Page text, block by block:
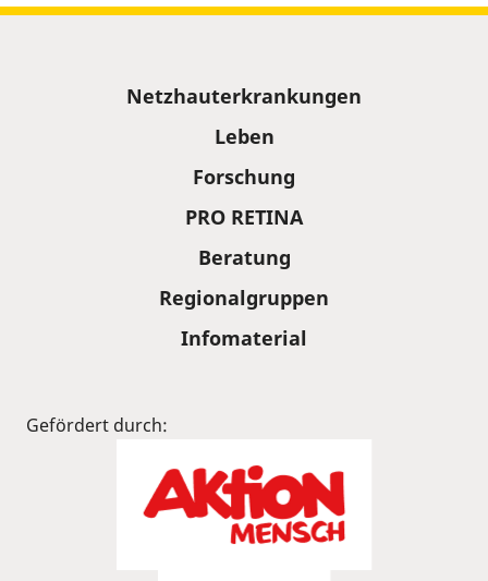
Netzhauterkrankungen
Leben
Forschung
PRO RETINA
Beratung
Regionalgruppen
Infomaterial
Gefördert durch: